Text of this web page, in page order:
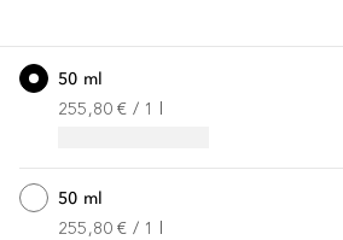
50 ml
255,80 € / 1
50 ml
255,80 € / 1